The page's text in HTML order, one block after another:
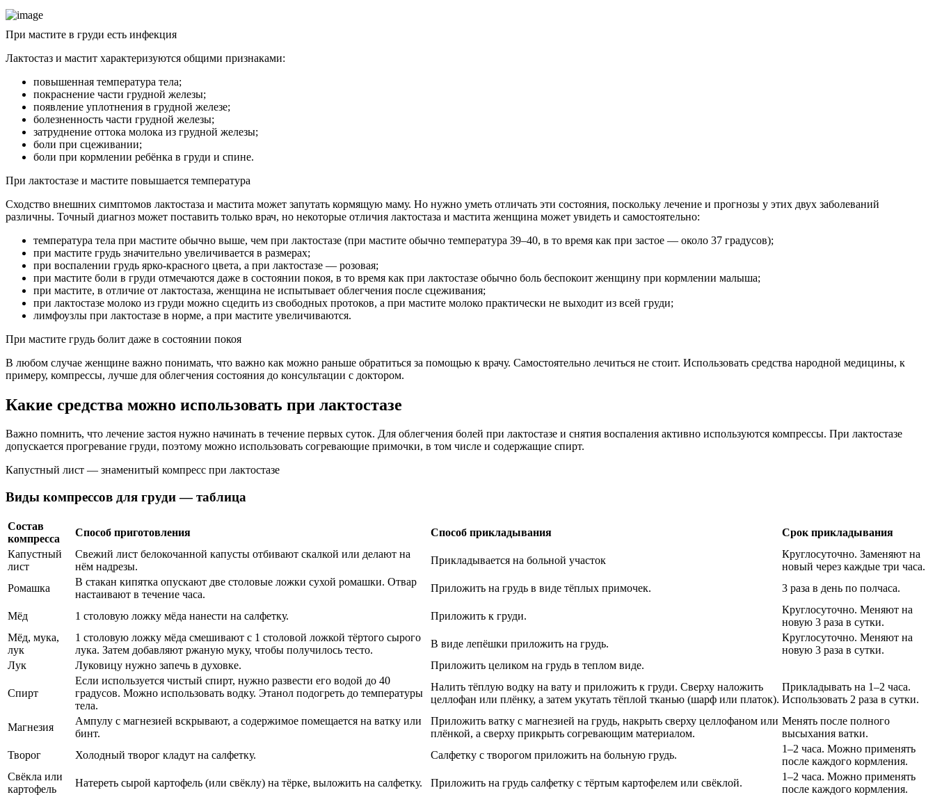
При мастите в груди есть инфекция
Лактостаз и мастит характеризуются общими признаками:
повышенная температура тела;
покраснение части грудной железы;
появление уплотнения в грудной железе;
болезненность части грудной железы;
затруднение оттока молока из грудной железы;
боли при сцеживании;
боли при кормлении ребёнка в груди и спине.
При лактостазе и мастите повышается температура
Сходство внешних симптомов лактостаза и мастита может запутать кормящую маму. Но нужно уметь отличать эти состояния, поскольку лечение и прогнозы у этих двух заболеваний
различны. Точный диагноз может поставить только врач, но некоторые отличия лактостаза и мастита женщина может увидеть и самостоятельно:
температура тела при мастите обычно выше, чем при лактостазе (при мастите обычно температура 39–40, в то время как при застое — около 37 градусов);
при мастите грудь значительно увеличивается в размерах;
при воспалении грудь ярко-красного цвета, а при лактостазе — розовая;
при мастите боли в груди отмечаются даже в состоянии покоя, в то время как при лактостазе обычно боль беспокоит женщину при кормлении малыша;
при мастите, в отличие от лактостаза, женщина не испытывает облегчения после сцеживания;
при лактостазе молоко из груди можно сцедить из свободных протоков, а при мастите молоко практически не выходит из всей груди;
лимфоузлы при лактостазе в норме, а при мастите увеличиваются.
При мастите грудь болит даже в состоянии покоя
В любом случае женщине важно понимать, что важно как можно раньше обратиться за помощью к врачу. Самостоятельно лечиться не стоит. Использовать средства народной медицины, к
примеру, компрессы, лучше для облегчения состояния до консультации с доктором.
Какие средства можно использовать при лактостазе
Важно помнить, что лечение застоя нужно начинать в течение первых суток. Для облегчения болей при лактостазе и снятия воспаления активно используются компрессы. При лактостазе
допускается прогревание груди, поэтому можно использовать согревающие примочки, в том числе и содержащие спирт.
Капустный лист — знаменитый компресс при лактостазе
Виды компрессов для груди — таблица
Состав
компресса
Способ приготовления Способ прикладывания
Срок прикладывания
Капустный
лист
Свежий лист белокочанной капусты отбивают скалкой или делают на
нём надрезы.
Прикладывается на больной участок
Круглосуточно. Заменяют на
новый через каждые три часа.
Ромашка
В стакан кипятка опускают две столовые ложки сухой ромашки. Отвар
настаивают в течение часа.
Приложить на грудь в виде тёплых примочек. 3 раза в день по полчаса.
Мёд 1 столовую ложку мёда нанести на салфетку. Приложить к груди.
Круглосуточно. Меняют на
новую 3 раза в сутки.
Мёд, мука,
лук
1 столовую ложку мёда смешивают с 1 столовой ложкой тёртого сырого
лука. Затем добавляют ржаную муку, чтобы получилось тесто.
В виде лепёшки приложить на грудь.
Круглосуточно. Меняют на
новую 3 раза в сутки.
Лук
Луковицу нужно запечь в духовке. Приложить целиком на грудь в теплом виде.
Спирт
Если используется чистый спирт, нужно развести его водой до 40
градусов. Можно использовать водку. Этанол подогреть до температуры
тела.
Налить тёплую водку на вату и приложить к груди. Сверху наложить
целлофан или плёнку, а затем укутать тёплой тканью (шарф или платок).
Прикладывать на 1–2 часа.
Использовать 2 раза в сутки.
Магнезия
Ампулу с магнезией вскрывают, а содержимое помещается на ватку или
бинт.
Приложить ватку с магнезией на грудь, накрыть сверху целлофаном или
плёнкой, а сверху прикрыть согревающим материалом.
Менять после полного
высыхания ватки.
Творог
Холодный творог кладут на салфетку. Салфетку с творогом приложить на больную грудь.
1–2 часа. Можно применять
после каждого кормления.
Свёкла или
картофель
Натереть сырой картофель (или свёклу) на тёрке, выложить на салфетку. Приложить на грудь салфетку с тёртым картофелем или свёклой.
1–2 часа. Можно применять
после каждого кормления.